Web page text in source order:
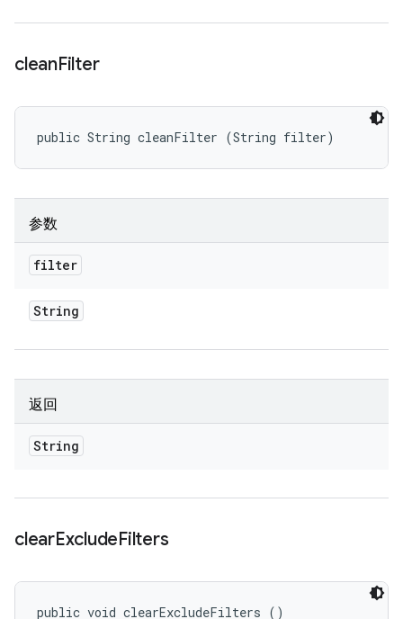
cleanFilter
public String cleanFilter (String filter)
参数
filter
String
返回
String
clearExcludeFilters
public void clearExcludeFilters ()